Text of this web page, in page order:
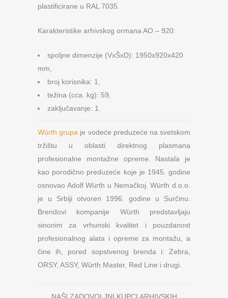
plastificirane u RAL 7035.
Karakteristike arhivskog ormana AO – 920:
spoljne dimenzije (VxŠxD): 1950x920x420
mm,
broj korisnika: 1,
težina (cca. kg): 59,
zaključavanje: 1.
Würth grupa je vodeće preduzeće na svetskom
tržištu u oblasti direktnog plasmana
profesionalne montažne opreme. Nastala je
kao porodično preduzeće koje je 1945. godine
osnovao Adolf Würth u Nemačkoj. Würth d.o.o.
je u Srbiji otvoren 1996. godine u Surčinu.
Brendovi kompanije Würth predstavljaju
sinonim za vrhunski kvalitet i pouzdanost
profesionalnog alata i opreme za montažu, a
čine ih, pored sopstvenog brenda i: Zebra,
ORSY, ASSY, Würth Master, Red Line i drugi.